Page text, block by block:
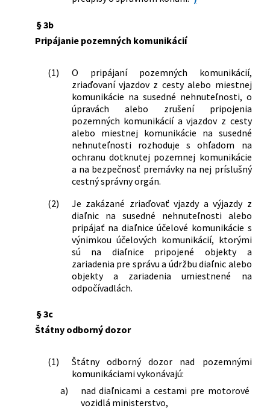
§ 3b
Pripájanie pozemných komunikácií
(1)
O pripájaní pozemných komunikácií,
zriaďovaní vjazdov z cesty alebo miestnej
komunikácie na susedné nehnuteľnosti, o
úpravách alebo zrušení pripojenia
pozemných komunikácií a vjazdov z cesty
alebo miestnej komunikácie na susedné
nehnuteľnosti rozhoduje s ohľadom na
ochranu dotknutej pozemnej komunikácie
a na bezpečnosť premávky na nej príslušný
cestný správny orgán.
(2)
Je zakázané zriaďovať vjazdy a výjazdy z
diaľnic na susedné nehnuteľnosti alebo
pripájať na diaľnice účelové komunikácie s
výnimkou účelových komunikácií, ktorými
sú na diaľnice pripojené objekty a
zariadenia pre správu a údržbu diaľnic alebo
objekty a zariadenia umiestnené na
odpočívadlách.
§ 3c
Štátny odborný dozor
(1)
Štátny odborný dozor nad pozemnými
komunikáciami vykonávajú:
a)
nad diaľnicami a cestami pre motorové
vozidlá ministerstvo,